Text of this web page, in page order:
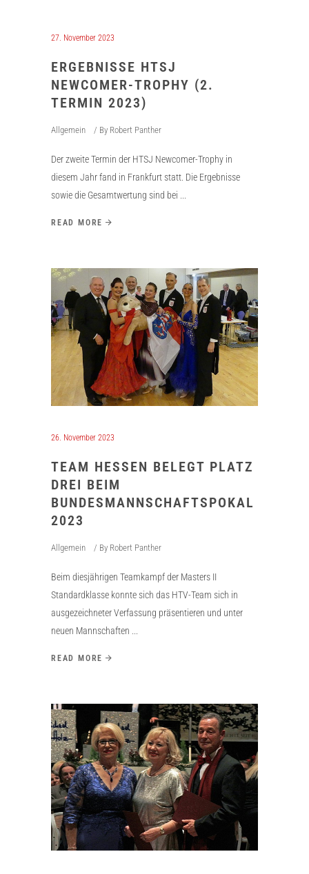
27. November 2023
ERGEBNISSE HTSJ
NEWCOMER-TROPHY (2.
TERMIN 2023)
Allgemein By Robert Panther
Der zweite Termin der HTSJ Newcomer-Trophy in
diesem Jahr fand in Frankfurt statt. Die Ergebnisse
sowie die Gesamtwertung sind bei
READ MORE
26. November 2023
TEAM HESSEN BELEGT PLATZ
DREI BEIM
BUNDESMANNSCHAFTSPOKAL
2023
Allgemein By Robert Panther
Beim diesjährigen Teamkampf der Masters II
Standardklasse konnte sich das HTV-Team sich in
ausgezeichneter Verfassung präsentieren und unter
neuen Mannschaften
READ MORE